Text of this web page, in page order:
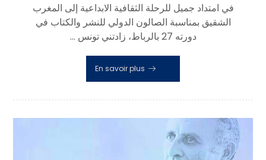
في امتداد جميل للرحلة الثقافية الابداعية إلى المغرب
الشقيق بمناسبة الصالون الدولي للنشر والكتاب في
دورته 27 بالرباط، زادتني تونس ...
En savoir plus